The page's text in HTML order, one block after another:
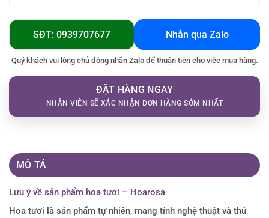
SĐT: 0939707677 Nhắn qua Zalo
Quý khách vui lòng chủ động nhắn Zalo để thuận tiện cho việc mua hàng.
ĐẶT HÀNG NGAY
NHÂN VIÊN SẼ XÁC NHẬN ĐƠN HÀNG SỚM NHẤT
MÔ TẢ
Lưu ý về sản phẩm hoa tươi – Hoarosa
Hoa tươi là sản phẩm tự nhiên, mang tính nghệ thuật và thủ